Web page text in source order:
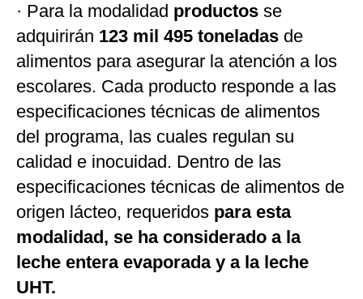
· Para la modalidad productos se
adquirirán 123 mil 495 toneladas de
alimentos para asegurar la atención a los
escolares. Cada producto responde a las
especificaciones técnicas de alimentos
del programa, las cuales regulan su
calidad e inocuidad. Dentro de las
especificaciones técnicas de alimentos de
origen lácteo, requeridos para esta
modalidad, se ha considerado a la
leche entera evaporada y a la leche
UHT.